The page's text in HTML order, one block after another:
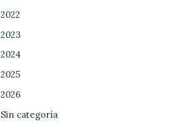
2022
2023
2024
2025
2026
Sin categoría